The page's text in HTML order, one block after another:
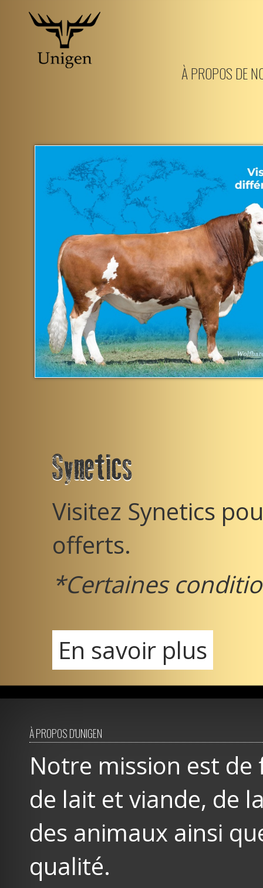
Aller
À PROPOS DE
Synetics
Visitez Synetics
offerts.
*Certaines
En savoir plus
À PROPOS D'UNIGEN
Notre mission est
de lait et viande, de
des animaux ainsi
qualité.